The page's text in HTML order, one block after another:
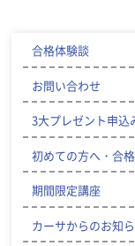
合格体験談
お問い合わせ
3大プレゼント申込
初めての方へ・合
期間限定講座
カーサからのお知